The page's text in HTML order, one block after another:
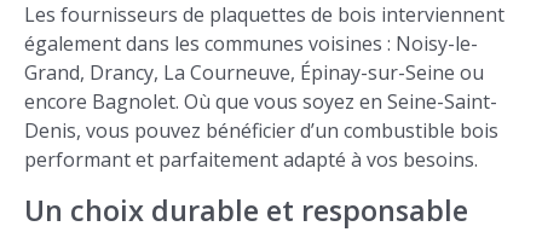
Les fournisseurs de plaquettes de bois interviennent
également dans les communes voisines : Noisy-le-
Grand, Drancy, La Courneuve, Épinay-sur-Seine ou
encore Bagnolet. Où que vous soyez en Seine-Saint-
Denis, vous pouvez bénéficier d’un combustible bois
performant et parfaitement adapté à vos besoins.
Un choix durable et responsable